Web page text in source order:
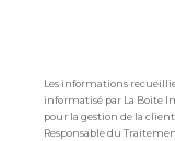
Les informations
informatisé par La Boite
pour la gestion de la
Responsable du